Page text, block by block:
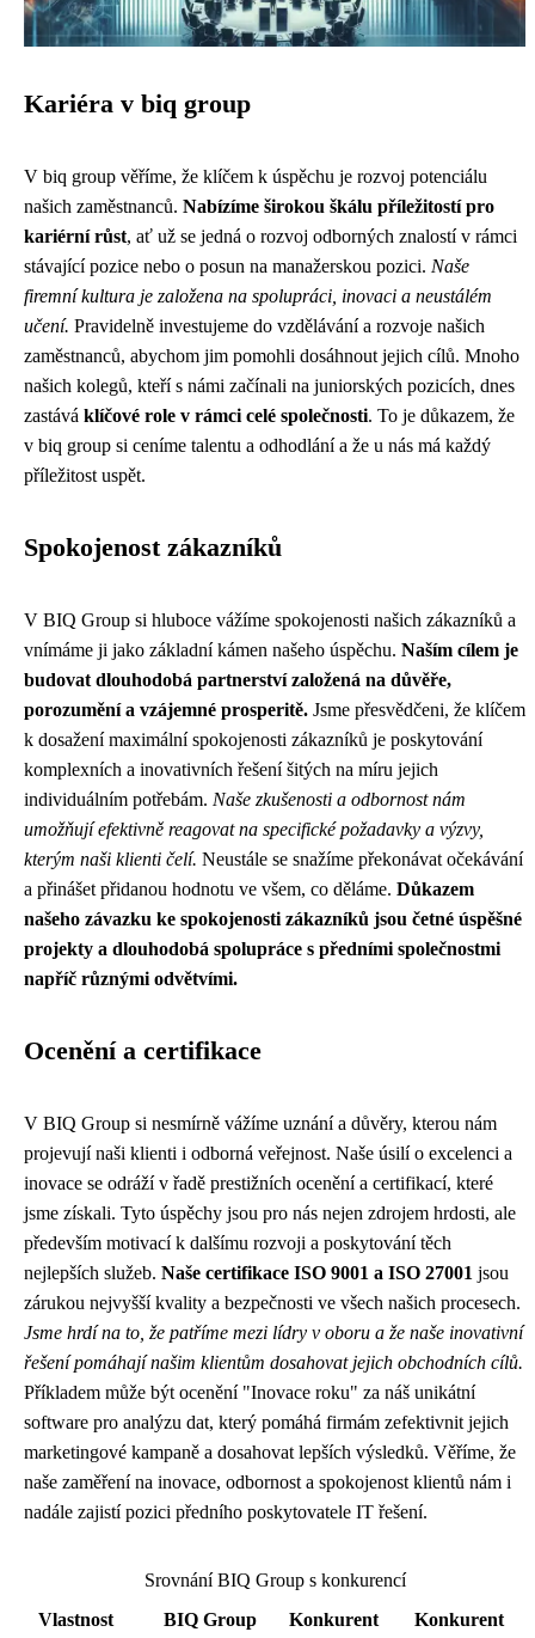
Kariéra v biq group
V biq group věříme, že klíčem k úspěchu je rozvoj potenciálu
našich zaměstnanců. Nabízíme širokou škálu příležitostí pro
kariérní růst, ať už se jedná o rozvoj odborných znalostí v rámci
stávající pozice nebo o posun na manažerskou pozici. Naše
firemní kultura je založena na spolupráci, inovaci a neustálém
učení. Pravidelně investujeme do vzdělávání a rozvoje našich
zaměstnanců, abychom jim pomohli dosáhnout jejich cílů. Mnoho
našich kolegů, kteří s námi začínali na juniorských pozicích, dnes
zastává klíčové role v rámci celé společnosti. To je důkazem, že
v biq group si ceníme talentu a odhodlání a že u nás má každý
příležitost uspět.
Spokojenost zákazníků
V BIQ Group si hluboce vážíme spokojenosti našich zákazníků a
vnímáme ji jako základní kámen našeho úspěchu. Naším cílem je
budovat dlouhodobá partnerství založená na důvěře,
porozumění a vzájemné prosperitě. Jsme přesvědčeni, že klíčem
k dosažení maximální spokojenosti zákazníků je poskytování
komplexních a inovativních řešení šitých na míru jejich
individuálním potřebám. Naše zkušenosti a odbornost nám
umožňují efektivně reagovat na specifické požadavky a výzvy,
kterým naši klienti čelí. Neustále se snažíme překonávat očekávání
a přinášet přidanou hodnotu ve všem, co děláme. Důkazem
našeho závazku ke spokojenosti zákazníků jsou četné úspěšné
projekty a dlouhodobá spolupráce s předními společnostmi
napříč různými odvětvími.
Ocenění a certifikace
V BIQ Group si nesmírně vážíme uznání a důvěry, kterou nám
projevují naši klienti i odborná veřejnost. Naše úsilí o excelenci a
inovace se odráží v řadě prestižních ocenění a certifikací, které
jsme získali. Tyto úspěchy jsou pro nás nejen zdrojem hrdosti, ale
především motivací k dalšímu rozvoji a poskytování těch
nejlepších služeb. Naše certifikace ISO 9001 a ISO 27001 jsou
zárukou nejvyšší kvality a bezpečnosti ve všech našich procesech.
Jsme hrdí na to, že patříme mezi lídry v oboru a že naše inovativní
řešení pomáhají našim klientům dosahovat jejich obchodních cílů.
Příkladem může být ocenění "Inovace roku" za náš unikátní
software pro analýzu dat, který pomáhá firmám zefektivnit jejich
marketingové kampaně a dosahovat lepších výsledků. Věříme, že
naše zaměření na inovace, odbornost a spokojenost klientů nám i
nadále zajistí pozici předního poskytovatele IT řešení.
Srovnání BIQ Group s konkurencí
Vlastnost
BIQ Group
Konkurent
Konkurent